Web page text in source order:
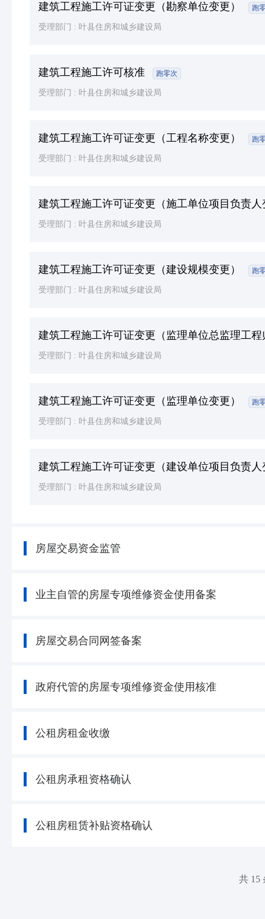
建筑工程施工许可证变更（勘察单位变更） 跑
受理部门 : 叶县住房和城乡建设局
建筑工程施工许可核准 跑零次
受理部门 : 叶县住房和城乡建设局
建筑工程施工许可证变更（工程名称变更） 跑
受理部门 : 叶县住房和城乡建设局
建筑工程施工许可证变更（施工单位项目负责
受理部门 : 叶县住房和城乡建设局
建筑工程施工许可证变更（建设规模变更） 跑
受理部门 : 叶县住房和城乡建设局
建筑工程施工许可证变更（监理单位总监理工
受理部门 : 叶县住房和城乡建设局
建筑工程施工许可证变更（监理单位变更） 跑
受理部门 : 叶县住房和城乡建设局
建筑工程施工许可证变更（建设单位项目负责
受理部门 : 叶县住房和城乡建设局
房屋交易资金监管
业主自管的房屋专项维修资金使用备案
房屋交易合同网签备案
政府代管的房屋专项维修资金使用核准
公租房租金收缴
公租房承租资格确认
公租房租赁补贴资格确认
共 15